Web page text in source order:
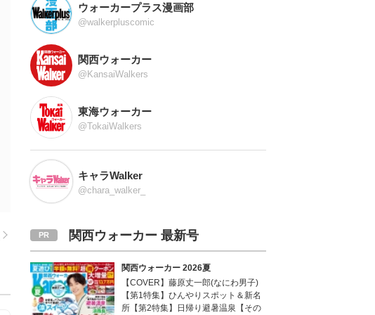
ウォーカープラス漫画部
@walkerpluscomic
関西ウォーカー
@KansaiWalkers
東海ウォーカー
@TokaiWalkers
キャラWalker
@chara_walker_
関西ウォーカー 最新号
関西ウォーカー 2026夏
【COVER】藤原丈一郎(なにわ男子)
【第1特集】ひんやりスポット＆新名
所【第2特集】日帰り避暑温泉【その